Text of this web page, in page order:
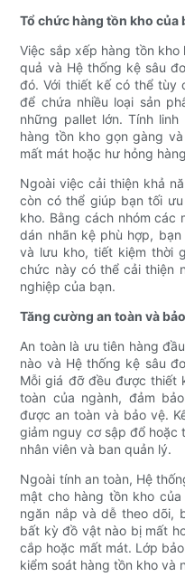
Tổ chức hàng tồn kho của
Việc sắp xếp hàng tồn kho
quả và Hệ thống kệ sâu
đó. Với thiết kế có thể tùy
để chứa nhiều loại sản
những pallet lớn. Tính
hàng tồn kho gọn gàng
mất mát hoặc hư hỏng
Ngoài việc cải thiện khả
còn có thể giúp bạn tối
kho. Bằng cách nhóm các
dán nhãn kệ phù hợp,
và lưu kho, tiết kiệm thời
chức này có thể cải thiện
nghiệp của bạn.
Tăng cường an toàn và
An toàn là ưu tiên hàng
nào và Hệ thống kệ sâu
Mỗi giá đỡ đều được thiết
toàn của ngành, đảm
được an toàn và bảo vệ.
giảm nguy cơ sập đổ hoặc
nhân viên và ban quản lý.
Ngoài tính an toàn, Hệ
mật cho hàng tồn kho
ngăn nắp và dễ theo dõi,
bất kỳ đồ vật nào bị mất
cắp hoặc mất mát. Lớp
kiểm soát hàng tồn kho và